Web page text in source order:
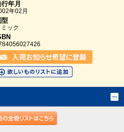
行年月
年02月
型
ミック